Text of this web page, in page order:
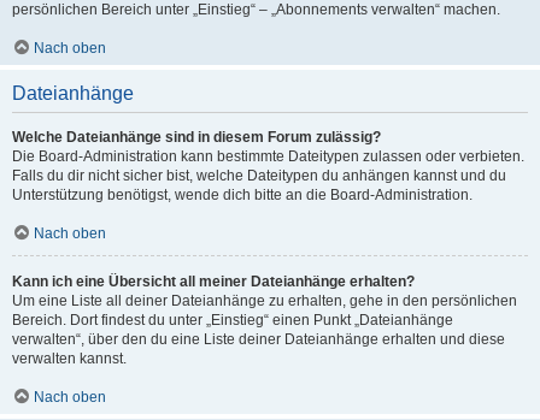
persönlichen Bereich unter „Einstieg“ – „Abonnements verwalten“ machen.
Nach oben
Dateianhänge
Welche Dateianhänge sind in diesem Forum zulässig?
Die Board-Administration kann bestimmte Dateitypen zulassen oder verbieten.
Falls du dir nicht sicher bist, welche Dateitypen du anhängen kannst und du
Unterstützung benötigst, wende dich bitte an die Board-Administration.
Nach oben
Kann ich eine Übersicht all meiner Dateianhänge erhalten?
Um eine Liste all deiner Dateianhänge zu erhalten, gehe in den persönlichen
Bereich. Dort findest du unter „Einstieg“ einen Punkt „Dateianhänge
verwalten“, über den du eine Liste deiner Dateianhänge erhalten und diese
verwalten kannst.
Nach oben